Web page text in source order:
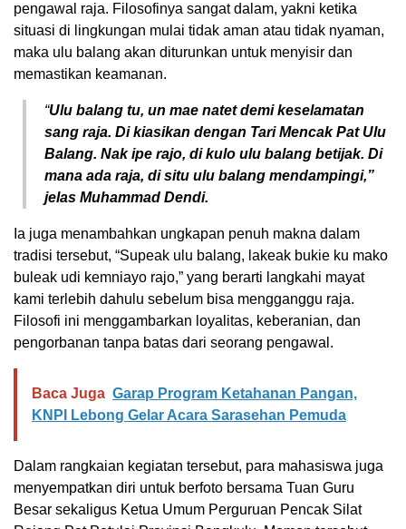
pengawal raja. Filosofinya sangat dalam, yakni ketika
situasi di lingkungan mulai tidak aman atau tidak nyaman,
maka ulu balang akan diturunkan untuk menyisir dan
memastikan keamanan.
“Ulu balang tu, un mae natet demi keselamatan
sang raja. Di kiasikan dengan Tari Mencak Pat Ulu
Balang. Nak ipe rajo, di kulo ulu balang betijak. Di
mana ada raja, di situ ulu balang mendampingi,”
jelas Muhammad Dendi.
Ia juga menambahkan ungkapan penuh makna dalam
tradisi tersebut, “Supeak ulu balang, lakeak bukie ku mako
buleak udi kemniayo rajo,” yang berarti langkahi mayat
kami terlebih dahulu sebelum bisa mengganggu raja.
Filosofi ini menggambarkan loyalitas, keberanian, dan
pengorbanan tanpa batas dari seorang pengawal.
Baca Juga Garap Program Ketahanan Pangan,
KNPI Lebong Gelar Acara Sarasehan Pemuda
Dalam rangkaian kegiatan tersebut, para mahasiswa juga
menyempatkan diri untuk berfoto bersama Tuan Guru
Besar sekaligus Ketua Umum Perguruan Pencak Silat